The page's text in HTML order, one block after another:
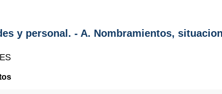
y personal. - A. Nombramientos,